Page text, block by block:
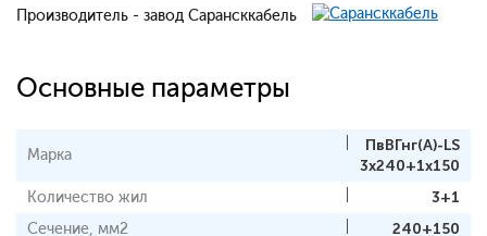
Производитель - завод Сарансккабель
Основные параметры
Марка
ПвВГнг(A)-LS
3x240+1x150
Количество жил
3+1
Сечение, мм2
240+150